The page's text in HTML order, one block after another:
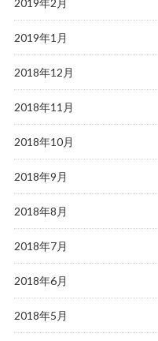
2019年2月
2019年1月
2018年12月
2018年11月
2018年10月
2018年9月
2018年8月
2018年7月
2018年6月
2018年5月